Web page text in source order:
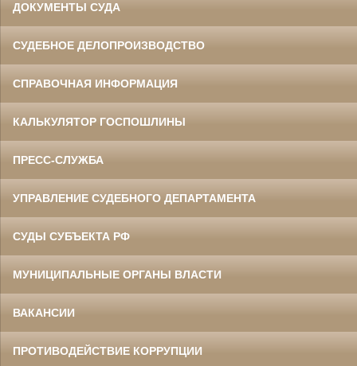
ДОКУМЕНТЫ СУДА
СУДЕБНОЕ ДЕЛОПРОИЗВОДСТВО
СПРАВОЧНАЯ ИНФОРМАЦИЯ
КАЛЬКУЛЯТОР ГОСПОШЛИНЫ
ПРЕСС-СЛУЖБА
УПРАВЛЕНИЕ СУДЕБНОГО ДЕПАРТАМЕНТА
СУДЫ СУБЪЕКТА РФ
МУНИЦИПАЛЬНЫЕ ОРГАНЫ ВЛАСТИ
ВАКАНСИИ
ПРОТИВОДЕЙСТВИЕ КОРРУПЦИИ